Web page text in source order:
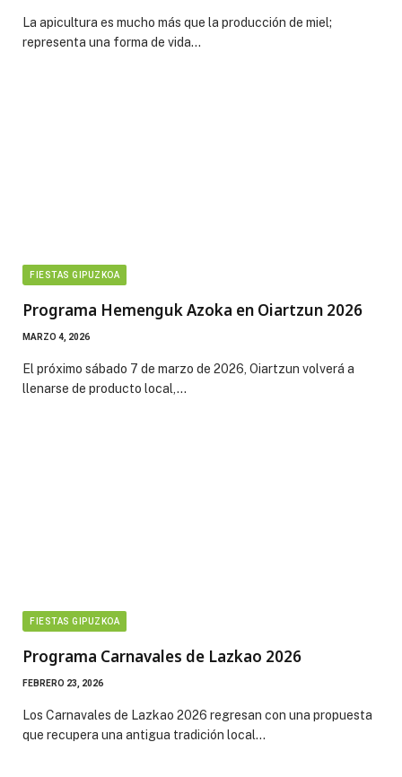
La apicultura es mucho más que la producción de miel;
representa una forma de vida…
FIESTAS GIPUZKOA
Programa Hemenguk Azoka en Oiartzun 2026
MARZO 4, 2026
El próximo sábado 7 de marzo de 2026, Oiartzun volverá a
llenarse de producto local,…
FIESTAS GIPUZKOA
Programa Carnavales de Lazkao 2026
FEBRERO 23, 2026
Los Carnavales de Lazkao 2026 regresan con una propuesta
que recupera una antigua tradición local…